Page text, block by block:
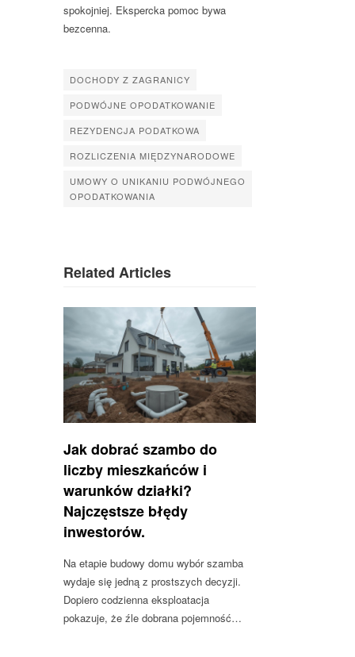
spokojniej. Ekspercka pomoc bywa
bezcenna.
DOCHODY Z ZAGRANICY
PODWÓJNE OPODATKOWANIE
REZYDENCJA PODATKOWA
ROZLICZENIA MIĘDZYNARODOWE
UMOWY O UNIKANIU PODWÓJNEGO
OPODATKOWANIA
Related Articles
Jak dobrać szambo do
liczby mieszkańców i
warunków działki?
Najczęstsze błędy
inwestorów.
Na etapie budowy domu wybór szamba
wydaje się jedną z prostszych decyzji.
Dopiero codzienna eksploatacja
pokazuje, że źle dobrana pojemność…